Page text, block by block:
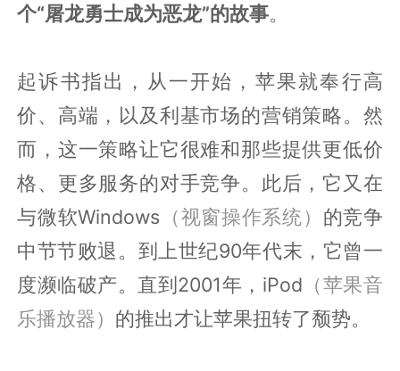
个“屠龙勇士成为恶龙”的故事。
起诉书指出，从一开始，苹果就奉行高
价、高端，以及利基市场的营销策略。然
而，这一策略让它很难和那些提供更低价
格、更多服务的对手竞争。此后，它又在
与微软Windows （视窗操作系统） 的竞争
中节节败退。到上世纪90年代末，它曾一
度濒临破产。直到2001年，iPod （苹果音
乐播放器） 的推出才让苹果扭转了颓势。